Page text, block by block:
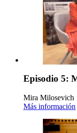
Episodio 5:
Mira Milosevich
Más información